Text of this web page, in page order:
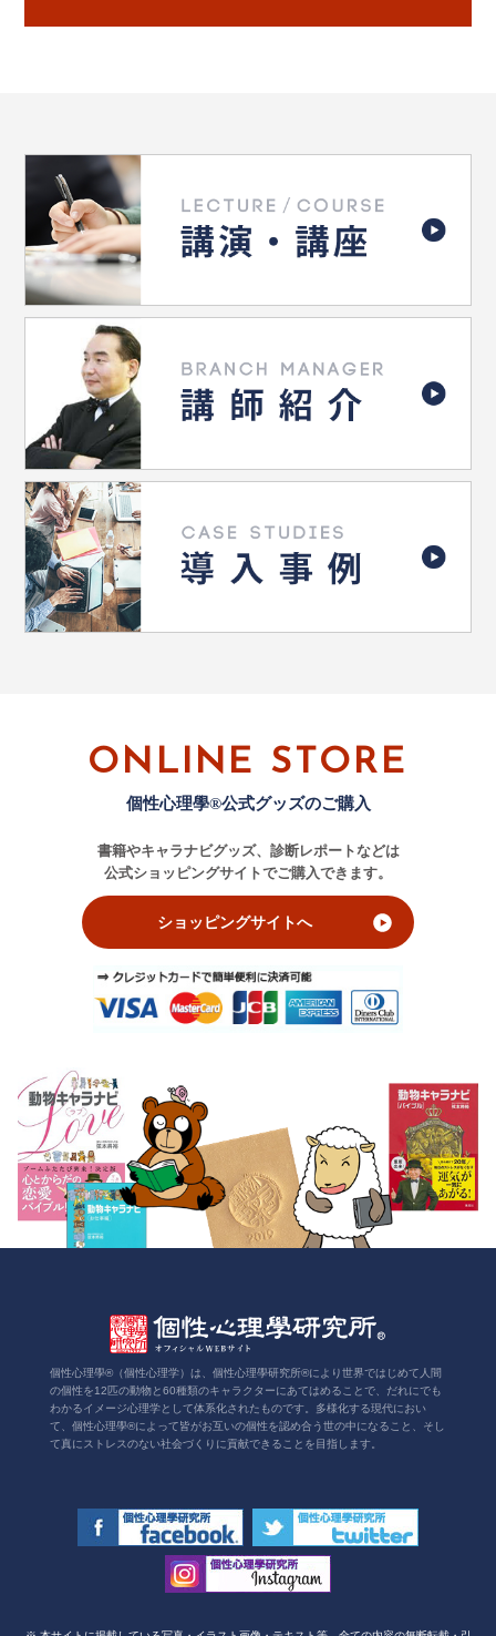
ONLINE STORE
個性心理學®公式グッズのご購入
書籍やキャラナビグッズ、診断レポートなどは
公式ショッピングサイトでご購入できます。
ショッピングサイトへ
個性心理學®（個性心理学）は、個性心理學研究所®により世界ではじめて人間
の個性を12匹の動物と60種類のキャラクターにあてはめることで、だれにでも
わかるイメージ心理学として体系化されたものです。多様化する現代におい
て、個性心理學®によって皆がお互いの個性を認め合う世の中になること、そし
て真にストレスのない社会づくりに貢献できることを目指します。